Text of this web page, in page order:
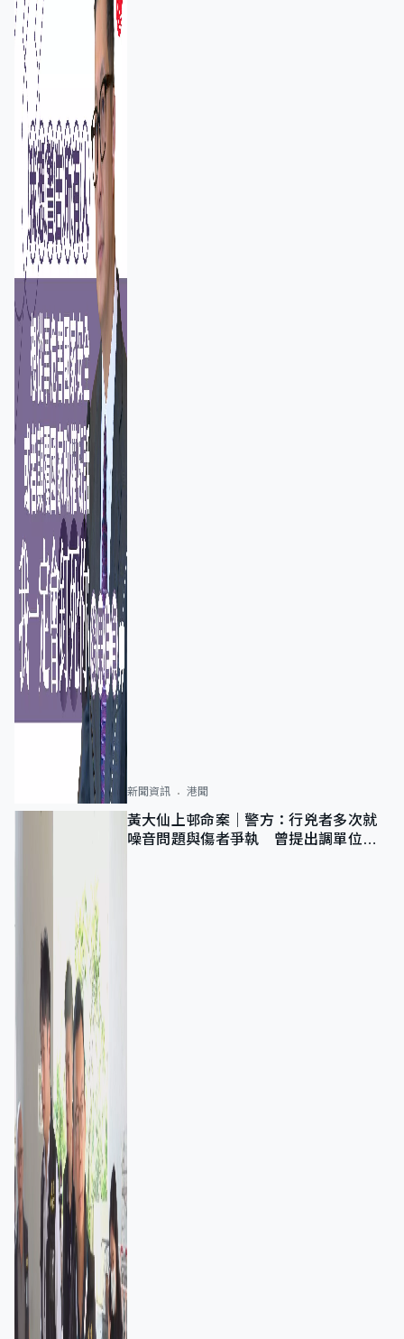
新聞資訊 港聞
黃大仙上邨命案｜警方：行兇者多次就
噪音問題與傷者爭執 曾提出調單位已